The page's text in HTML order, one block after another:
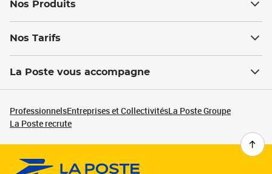
Nos Produits
Nos Tarifs
La Poste vous accompagne
ProfessionnelsEntreprises et CollectivitésLa Poste Groupe
La Poste recrute